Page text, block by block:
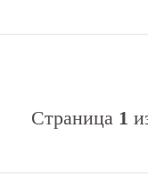
Страница 1